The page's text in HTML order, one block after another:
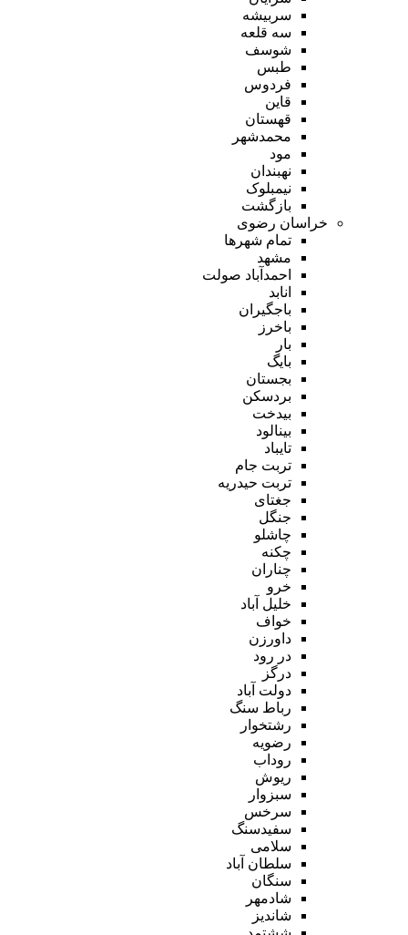
سربیشه
سه قلعه
شوسف
طبس
فردوس
قاین
قهستان
محمدشهر
مود
نهبندان
نیمبلوک
بازگشت
خراسان رضوی
تمام شهر‌ها
مشهد
احمدآباد صولت
انابد
باجگیران
باخرز
بار
بایگ
بجستان
بردسکن
بیدخت
بینالود
تایباد
تربت جام
تربت حیدریه
جغتای
جنگل
چاشلو
چکنه
چناران
خرو
خلیل آباد
خواف
داورزن
در رود
درگز
دولت آباد
رباط سنگ
رشتخوار
رضویه
روداب
ریوش
سبزوار
سرخس
سفیدسنگ
سلامی
سلطان آباد
سنگان
شادمهر
شاندیز